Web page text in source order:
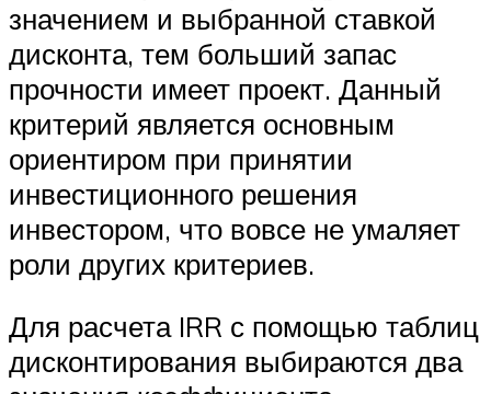
значением и выбранной ставкой
дисконта, тем больший запас
прочности имеет проект. Данный
критерий является основным
ориентиром при принятии
инвестиционного решения
инвестором, что вовсе не умаляет
роли других критериев.
Для расчета IRR с помощью таблиц
дисконтирования выбираются два